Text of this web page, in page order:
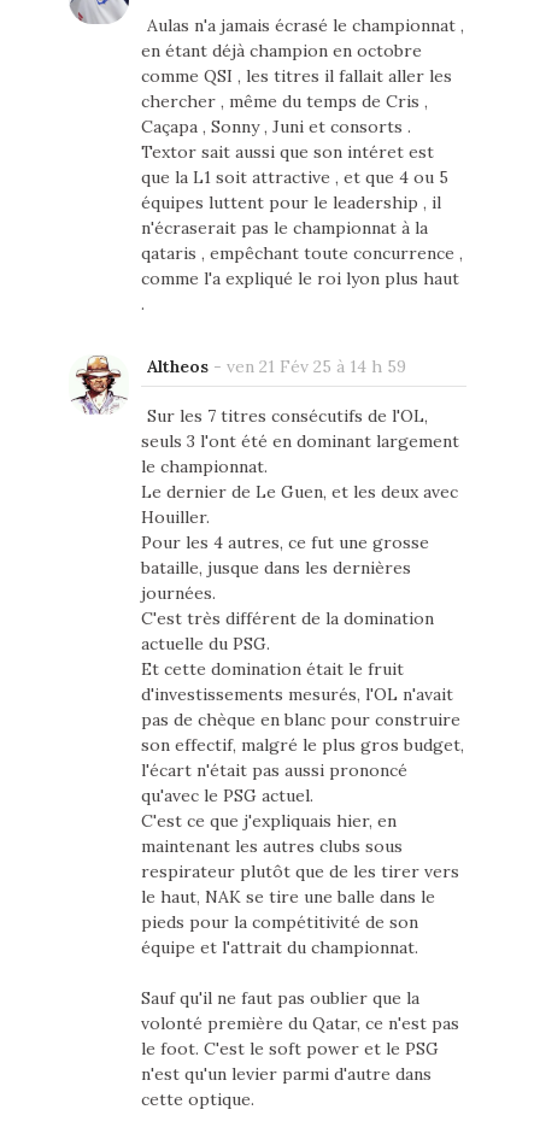
Aulas n'a jamais écrasé le championnat ,
en étant déjà champion en octobre
comme QSI , les titres il fallait aller les
chercher , même du temps de Cris ,
Caçapa , Sonny , Juni et consorts .
Textor sait aussi que son intéret est
que la L1 soit attractive , et que 4 ou 5
équipes luttent pour le leadership , il
n'écraserait pas le championnat à la
qataris , empêchant toute concurrence ,
comme l'a expliqué le roi lyon plus haut
.
Altheos- ven 21 Fév 25 à 14 h 59
Sur les 7 titres consécutifs de l'OL,
seuls 3 l'ont été en dominant largement
le championnat.
Le dernier de Le Guen, et les deux avec
Houiller.
Pour les 4 autres, ce fut une grosse
bataille, jusque dans les dernières
journées.
C'est très différent de la domination
actuelle du PSG.
Et cette domination était le fruit
d'investissements mesurés, l'OL n'avait
pas de chèque en blanc pour construire
son effectif, malgré le plus gros budget,
l'écart n'était pas aussi prononcé
qu'avec le PSG actuel.
C'est ce que j'expliquais hier, en
maintenant les autres clubs sous
respirateur plutôt que de les tirer vers
le haut, NAK se tire une balle dans le
pieds pour la compétitivité de son
équipe et l'attrait du championnat.
Sauf qu'il ne faut pas oublier que la
volonté première du Qatar, ce n'est pas
le foot. C'est le soft power et le PSG
n'est qu'un levier parmi d'autre dans
cette optique.